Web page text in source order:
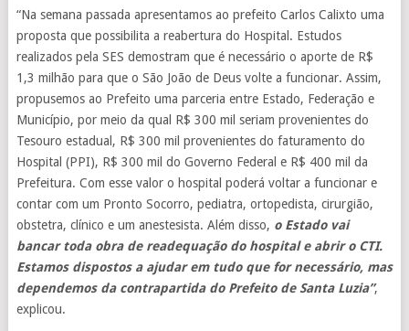
“Na semana passada apresentamos ao prefeito Carlos Calixto uma
proposta que possibilita a reabertura do Hospital. Estudos
realizados pela SES demostram que é necessário o aporte de R$
1,3 milhão para que o São João de Deus volte a funcionar. Assim,
propusemos ao Prefeito uma parceria entre Estado, Federação e
Município, por meio da qual R$ 300 mil seriam provenientes do
Tesouro estadual, R$ 300 mil provenientes do faturamento do
Hospital (PPI), R$ 300 mil do Governo Federal e R$ 400 mil da
Prefeitura. Com esse valor o hospital poderá voltar a funcionar e
contar com um Pronto Socorro, pediatra, ortopedista, cirurgião,
obstetra, clínico e um anestesista. Além disso, o Estado vai
bancar toda obra de readequação do hospital e abrir o CTI.
Estamos dispostos a ajudar em tudo que for necessário, mas
dependemos da contrapartida do Prefeito de Santa Luzia”,
explicou.